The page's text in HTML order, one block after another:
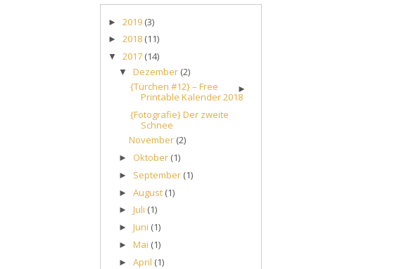
► 2019 (3)
► 2018 (11)
▼ 2017 (14)
▼Dezember (2)
{Türchen #12} – Free
Printable Kalender 2018
{Fotografie} Der zweite
Schnee
►
November (2)
► Oktober (1)
► September (1)
►August (1)
►Juli (1)
►Juni (1)
►Mai (1)
►April (1)